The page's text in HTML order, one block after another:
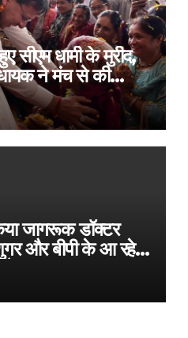
सीएम धामी के मुरीद,
ने मंच से की
जागरूक डॉक्टर
और बीपी के आ रहे
दूर